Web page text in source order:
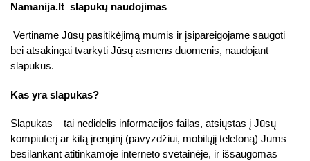
Namanija.lt slapukų naudojimas
Vertiname Jūsų pasitikėjimą mumis ir įsipareigojame saugoti
bei atsakingai tvarkyti Jūsų asmens duomenis, naudojant
slapukus.
Kas yra slapukas?
Slapukas – tai nedidelis informacijos failas, atsiųstas į Jūsų
kompiuterį ar kitą įrenginį (pavyzdžiui, mobilųjį telefoną) Jums
besilankant atitinkamoje interneto svetainėje, ir išsaugomas